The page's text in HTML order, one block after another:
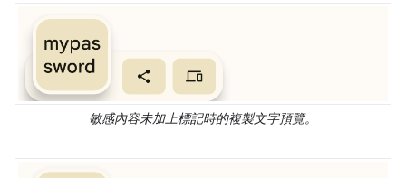
敏感內容未加上標記時的複製文字預覽。